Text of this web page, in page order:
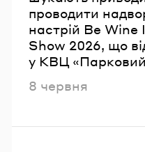
проводити
настрій Be
Show 2026, що
у КВЦ
Опубліковано
8 червня